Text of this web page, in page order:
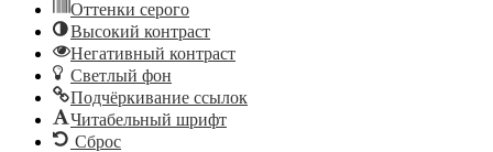
Оттенки серого
Высокий контраст
Негативный контраст
Светлый фон
Подчёркивание ссылок
Читабельный шрифт
Сброс